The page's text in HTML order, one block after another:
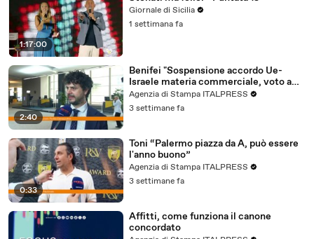
1:17:00
Giornale di Sicilia
1 settimana fa
2:40
Benifei "Sospensione accordo Ue-
Israele materia commerciale, voto a
maggioranza"
Agenzia di Stampa ITALPRESS
3 settimane fa
0:33
Toni “Palermo piazza da A, può essere
l'anno buono”
Agenzia di Stampa ITALPRESS
3 settimane fa
Affitti, come funziona il canone
concordato